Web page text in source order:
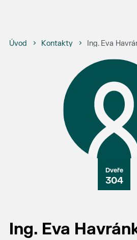
Úvod Kontakty Ing. Eva
304
Ing. Eva